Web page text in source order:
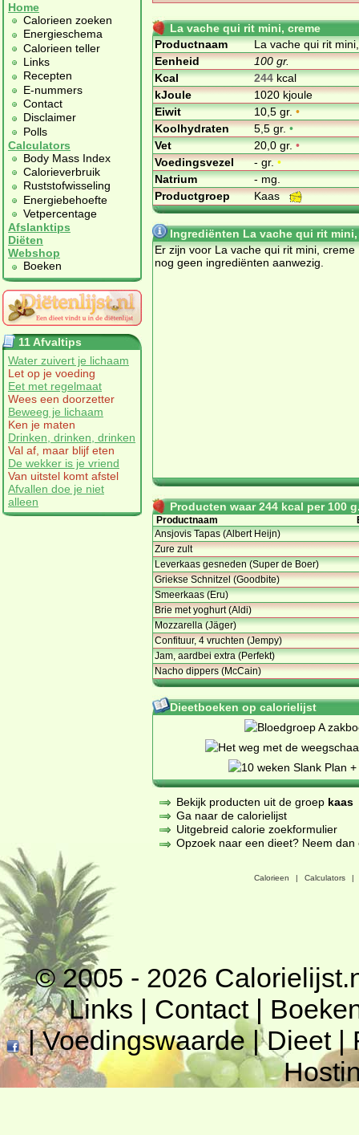
Home
Calorieen zoeken
Energieschema
Calorieen teller
Links
Recepten
E-nummers
Contact
Disclaimer
Polls
Calculators
Body Mass Index
Calorieverbruik
Ruststofwisseling
Energiebehoefte
Vetpercentage
Afslanktips
Diëten
Webshop
Boeken
11 Afvaltips
Water zuivert je lichaam
Let op je voeding
Eet met regelmaat
Wees een doorzetter
Beweeg je lichaam
Ken je maten
Drinken, drinken, drinken
Val af, maar blijf eten
De wekker is je vriend
Van uitstel komt afstel
Afvallen doe je niet
alleen
La vache qui rit mini, creme
Productnaam
La vache qui rit
Eenheid
100 gr.
Kcal
244kcal
kJoule
1020 kjoule
Eiwit
10,5 gr.•
Koolhydraten
5,5 gr.•
Vet
20,0 gr.•
Voedingsvezel
- gr.•
Natrium
- mg.
Productgroep
Kaas
Ingrediënten La vache qui rit mini,
Er zijn voor La vache qui rit mini, creme
nog geen ingrediënten aanwezig.
Producten waar 244 kcal per 100
Productnaam
Ansjovis Tapas (Albert Heijn)
Zure zult
Leverkaas gesneden (Super de Boer)
Griekse Schnitzel (Goodbite)
Smeerkaas (Eru)
Brie met yoghurt (Aldi)
Mozzarella (Jäger)
Confituur, 4 vruchten (Jempy)
Jam, aardbei extra (Perfekt)
Nacho dippers (McCain)
Dieetboeken op calorielijst
Bekijk producten uit de groep kaas
Ga naar de calorielijst
Uitgebreid calorie zoekformulier
Opzoek naar een dieet? Neem
Calorieen | Calculators |
© 2005 - 2026
Links | Contact|
|Voedingswaarde|Dieet|